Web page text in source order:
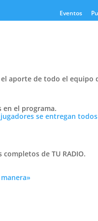
Eventos
aporte de todo el equipo
en el programa.
se entregan
de TU RADIO.
el
Tweets by